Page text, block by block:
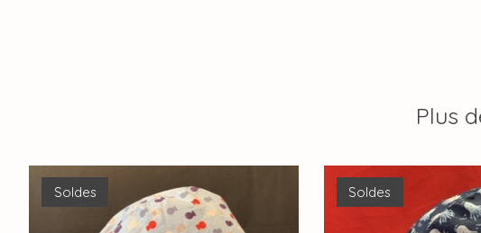
Plus
Articles du carrousel de produits
Soldes Soldes